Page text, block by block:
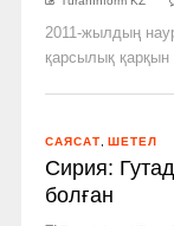
2011-жылдың
қарсылық қарқын
САЯСАТ ШЕТЕЛ
Сирия:
болған